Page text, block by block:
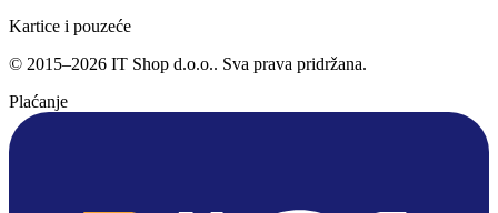
Kartice i pouzeće
© 2015–2026 IT Shop d.o.o.. Sva prava pridržana.
Plaćanje